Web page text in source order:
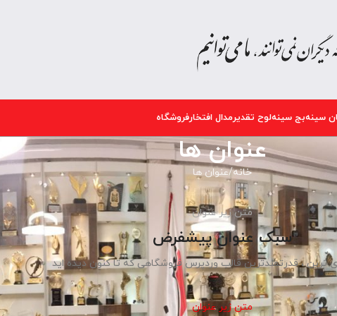
سینهبج سینهلوح تقدیرمدال افتخارفروشگاه
عنوان ها
خانه عنوان ها
متن زیر عنوان
سبک عنوان پیشفرض
ترین ، قدرتمندترین قالب وردپرس فروشگاهی که تا کنون دیده اید
متن زیر عنوان